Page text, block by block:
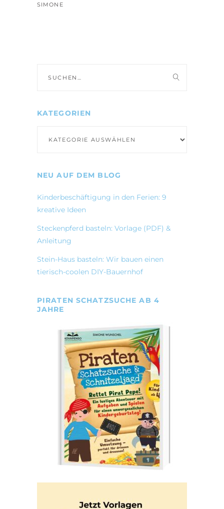
SIMONE
nach:
KATEGORIEN
NEU AUF DEM BLOG
Kinderbeschäftigung in den Ferien: 9
kreative Ideen
Steckenpferd basteln: Vorlage (PDF) &
Anleitung
Stein-Haus basteln: Wir bauen einen
tierisch-coolen DIY-Bauernhof
PIRATEN SCHATZSUCHE AB 4
JAHRE